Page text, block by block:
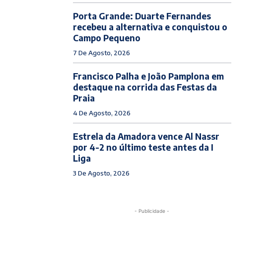
Porta Grande: Duarte Fernandes
recebeu a alternativa e conquistou o
Campo Pequeno
7 De Agosto, 2026
Francisco Palha e João Pamplona em
destaque na corrida das Festas da
Praia
4 De Agosto, 2026
Estrela da Amadora vence Al Nassr
por 4-2 no último teste antes da I
Liga
3 De Agosto, 2026
- Publicidade -